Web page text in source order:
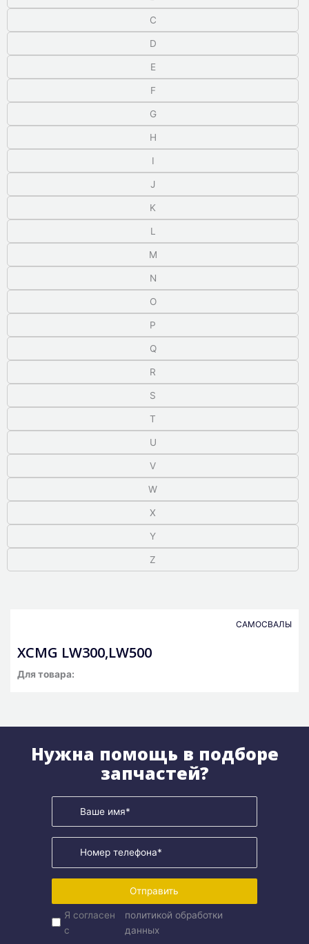
C
D
E
F
G
H
I
J
K
L
M
N
O
P
Q
R
S
T
U
V
W
X
Y
Z
САМОСВАЛЫ
XCMG LW300,LW500
Для товара:
Нужна помощь в подборе
запчастей?
Отправить
Я согласен
с
политикой обработки
данных